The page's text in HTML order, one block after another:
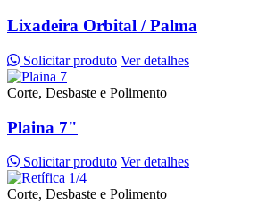
Lixadeira Orbital / Palma
Solicitar produto Ver detalhes
Corte, Desbaste e Polimento
Plaina 7"
Solicitar produto Ver detalhes
Corte, Desbaste e Polimento